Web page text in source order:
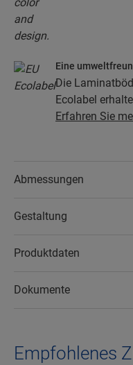
Eine
Die
Ecolabel
dass die Böden
hergestellt
erweiterte
entfernen.
Erfahren Sie
Abmessungen
Gestaltung
Produktdaten
Dokumente
Empfohlenes